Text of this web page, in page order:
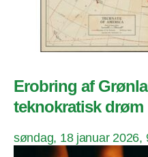
Erobring af
teknokratisk drøm
søndag, 18 januar 2026,